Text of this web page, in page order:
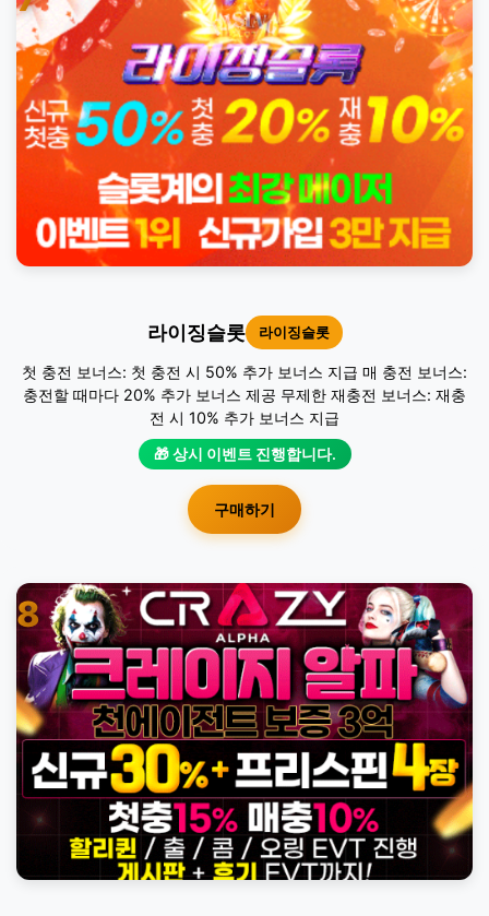
라이징슬롯 라이징슬롯
첫 충전 보너스: 첫 충전 시 50% 추가 보너스 지급 매 충전 보너스:
충전할 때마다 20% 추가 보너스 제공 무제한 재충전 보너스: 재충
전 시 10% 추가 보너스 지급
🎁 상시 이벤트 진행합니다.
구매하기
8